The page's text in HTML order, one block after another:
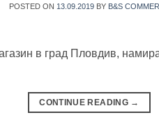
POSTED ON 13.09.2019 BY B&S
в град Пловдив,
CONTINUE READING →